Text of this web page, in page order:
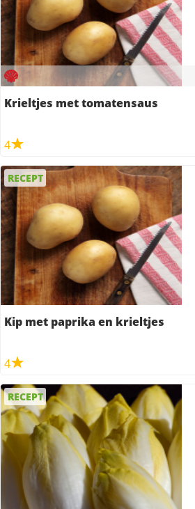
Krieltjes met tomatensaus
4
RECEPT
Kip met paprika en krieltjes
4
RECEPT